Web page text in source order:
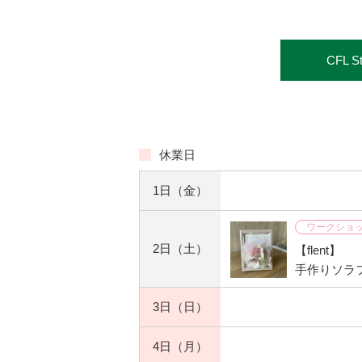
CFL
休業日
1日 （金）
2日 （土）
ワークショ
【flent】
手作りソラ
3日 （日）
4日 （月）